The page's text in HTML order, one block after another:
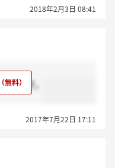
2018年2月3日 08:41
います。
2017年7月22日 17:11